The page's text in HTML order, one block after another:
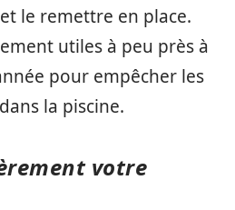
le remettre en place.
utiles à peu près à
pour empêcher les
la piscine.
votre